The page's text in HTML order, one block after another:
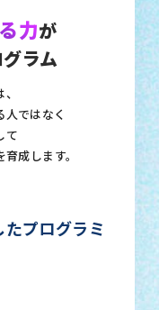
力が
ラム
ではなく
て
成します。
プログラミ